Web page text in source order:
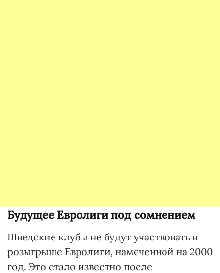
Будущее Евролиги под сомнением
Шведские клубы не будут участвовать в
розыгрыше Евролиги, намеченной на 2000
год. Это стало известно после